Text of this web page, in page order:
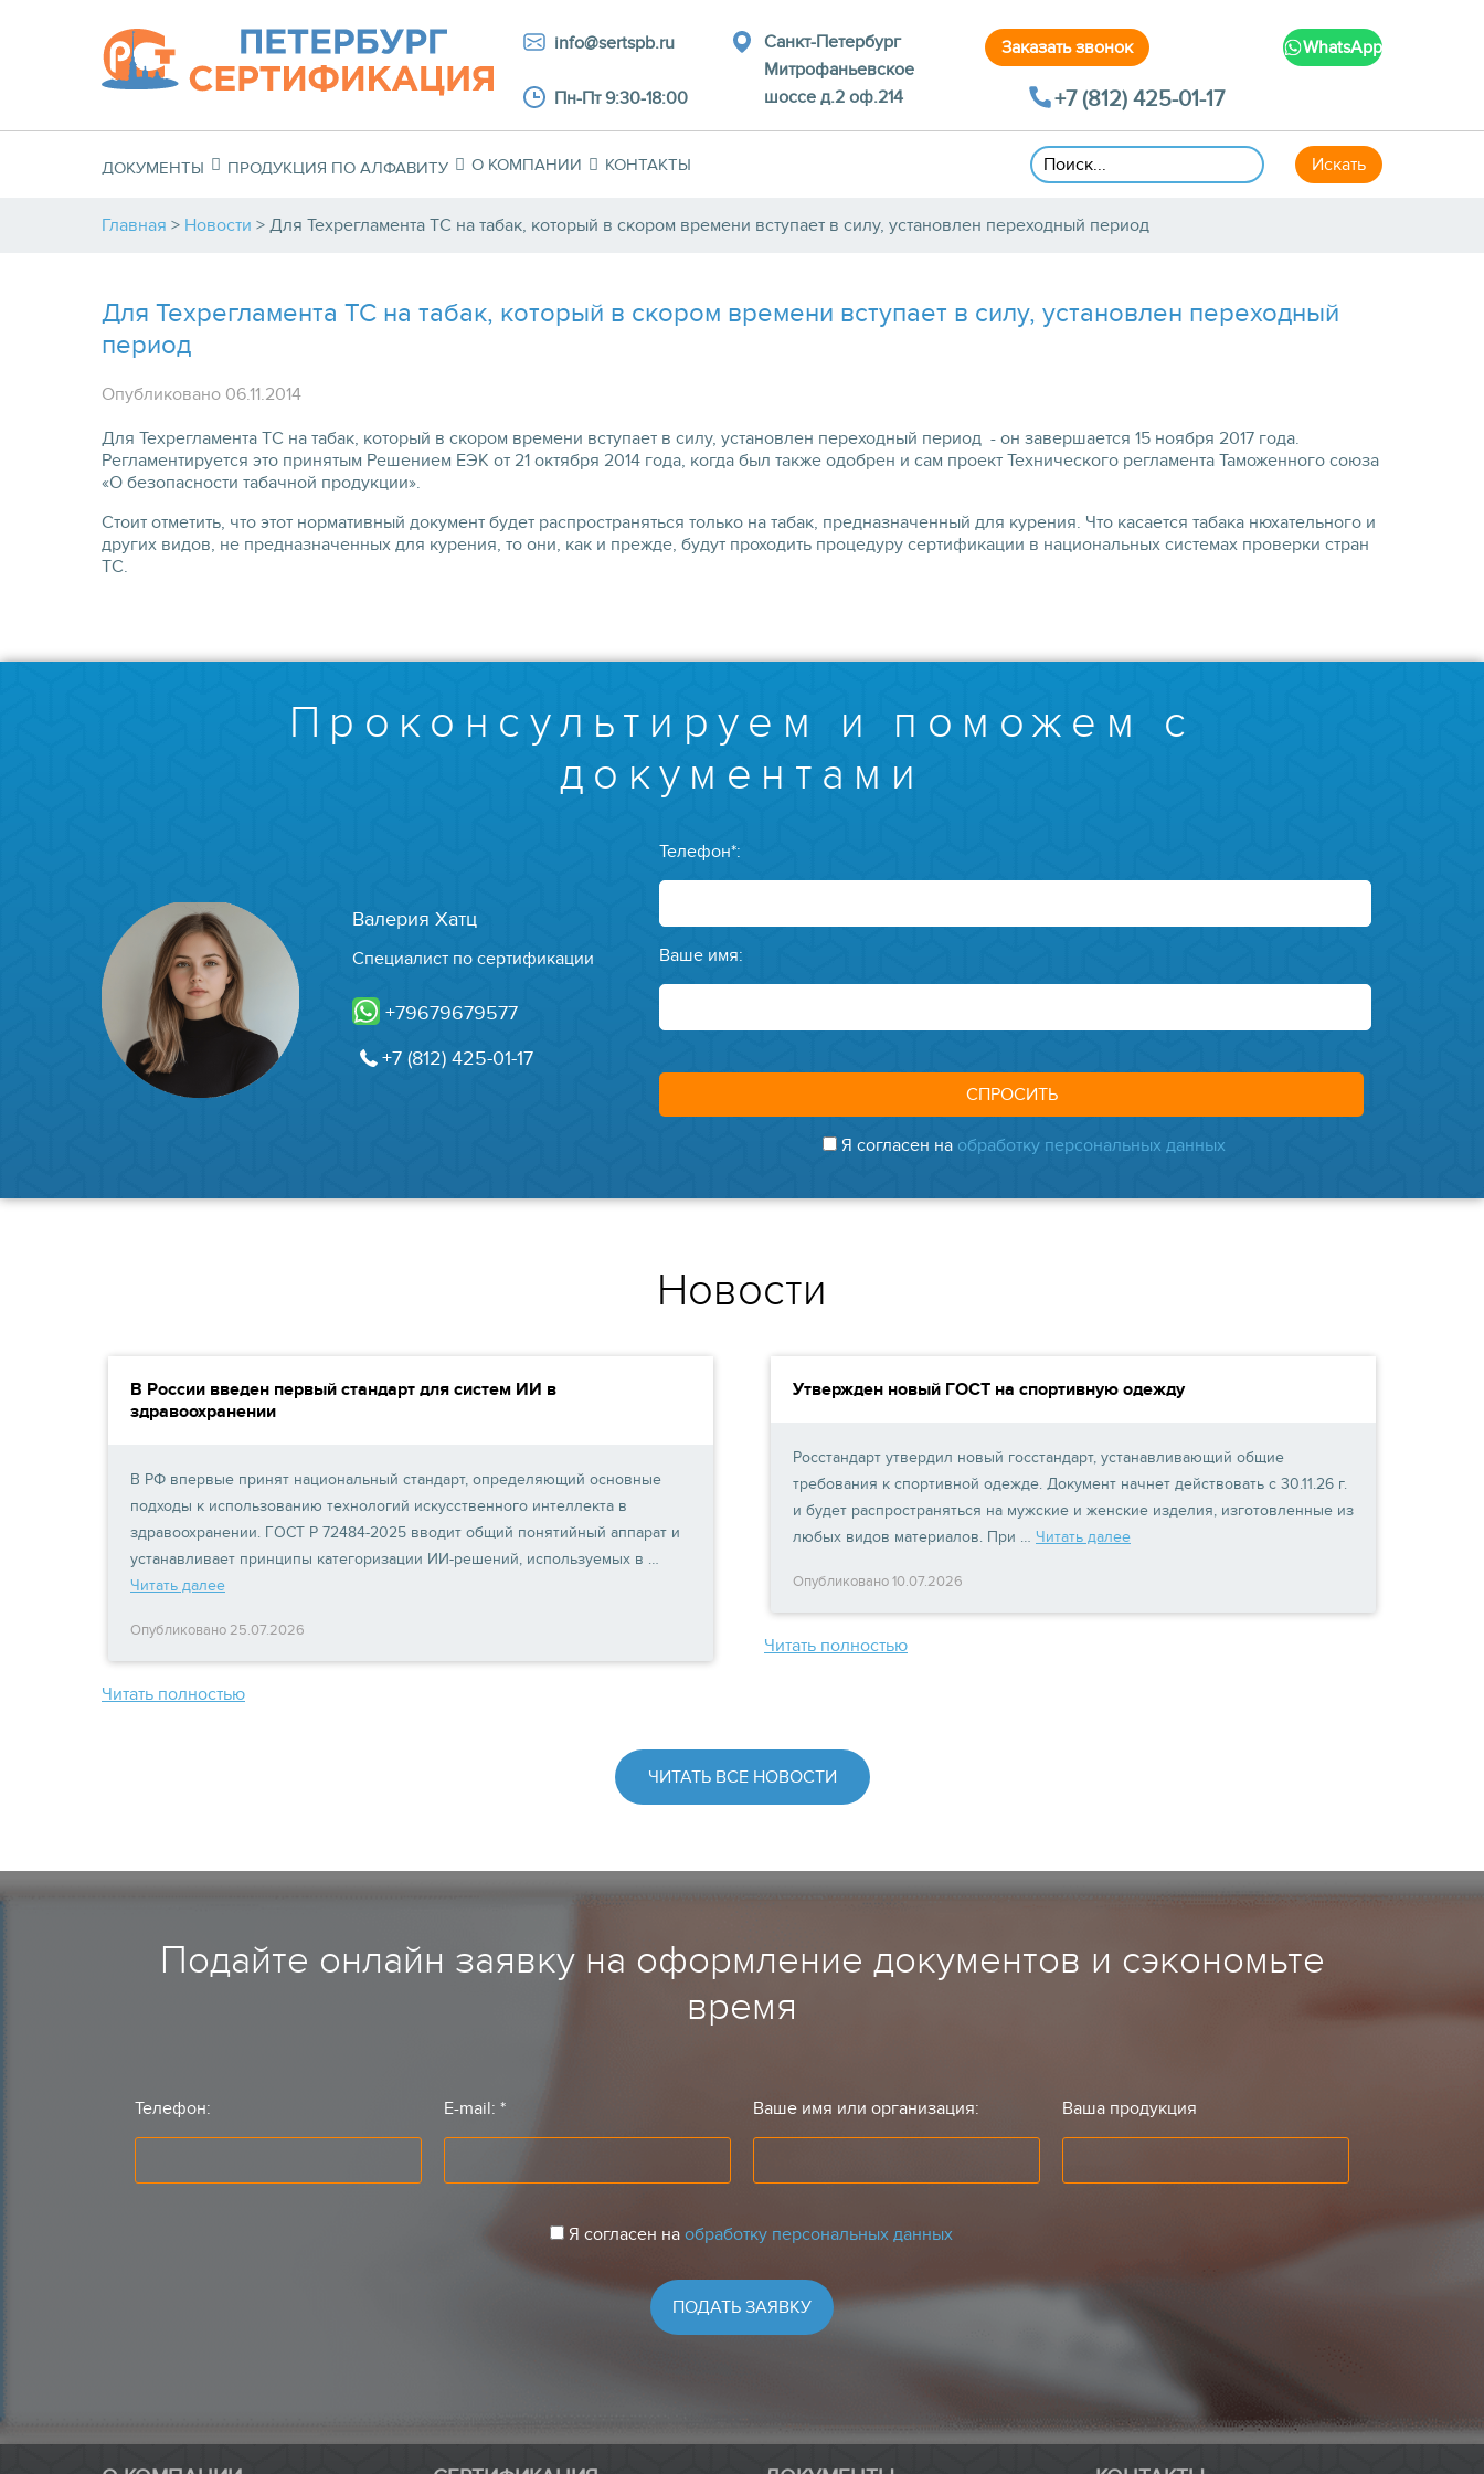
info@sertspb.ru
Пн-Пт 9:30-18:00
Санкт-Петербург
Митрофаньевское
шоссе д.2 оф.214
+7 (812) 425-01-17
WhatsApp
ДОКУМЕНТЫ ПРОДУКЦИЯ ПО АЛФАВИТУ О КОМПАНИИ КОНТАКТЫ
Главная > Новости > Для Техрегламента ТС на табак, который в скором времени вступает в силу, установлен переходный период
Для Техрегламента ТС на табак, который в скором времени вступает в силу, установлен переходный
период
Опубликовано 06.11.2014
Для Техрегламента ТС на табак, который в скором времени вступает в силу, установлен переходный период - он завершается 15 ноября 2017 года.
Регламентируется это принятым Решением ЕЭК от 21 октября 2014 года, когда был также одобрен и сам проект Технического регламента Таможенного союза
«О безопасности табачной продукции».
Стоит отметить, что этот нормативный документ будет распространяться только на табак, предназначенный для курения. Что касается табака нюхательного и
других видов, не предназначенных для курения, то они, как и прежде, будут проходить процедуру сертификации в национальных системах проверки стран
ТС.
Проконсультируем и поможем с
документами
Валерия Хатц
Специалист по сертификации
+79679679577
+7 (812) 425-01-17
Телефон*:
Ваше имя:
Я согласен на обработку персональных данных
Новости
В России введен первый стандарт для систем ИИ в
здравоохранении
В РФ впервые принят национальный стандарт, определяющий основные
подходы к использованию технологий искусственного интеллекта в
здравоохранении. ГОСТ Р 72484-2025 вводит общий понятийный аппарат и
устанавливает принципы категоризации ИИ-решений, используемых в …
Читать далее
Опубликовано 25.07.2026
Читать полностью
Утвержден новый ГОСТ на спортивную одежду
Росстандарт утвердил новый госстандарт, устанавливающий общие
требования к спортивной одежде. Документ начнет действовать с 30.11.26 г.
и будет распространяться на мужские и женские изделия, изготовленные из
любых видов материалов. При … Читать далее
Опубликовано 10.07.2026
Читать полностью
ЧИТАТЬ ВСЕ НОВОСТИ
Подайте онлайн заявку на оформление документов и сэкономьте
время
Телефон: E-mail: * Ваше имя или организация: Ваша продукция
Я согласен на обработку персональных данных